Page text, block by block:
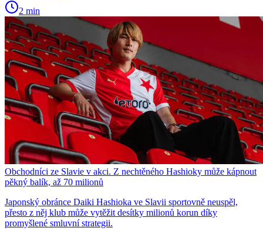
2 min
Obchodníci ze Slavie v akci. Z nechtěného Hashioky může kápnout
pěkný balík, až 70 milionů
Japonský obránce Daiki Hashioka ve Slavii sportovně neuspěl,
přesto z něj klub může vytěžit desítky milionů korun díky
promyšlené smluvní strategii.